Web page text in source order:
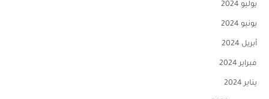
يوليو 2024
يونيو 2024
أبريل 2024
فبراير 2024
يناير 2024